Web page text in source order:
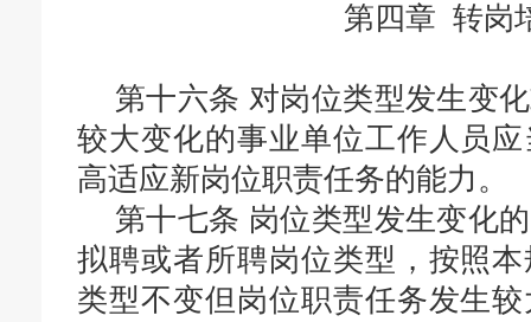
第四章 转岗
第十六条 对岗位类型发生变
较大变化的事业单位工作人员
高适应新岗位职责任务的能力。
第十七条 岗位类型发生变化
拟聘或者所聘岗位类型，按照
类型不变但岗位职责任务发生